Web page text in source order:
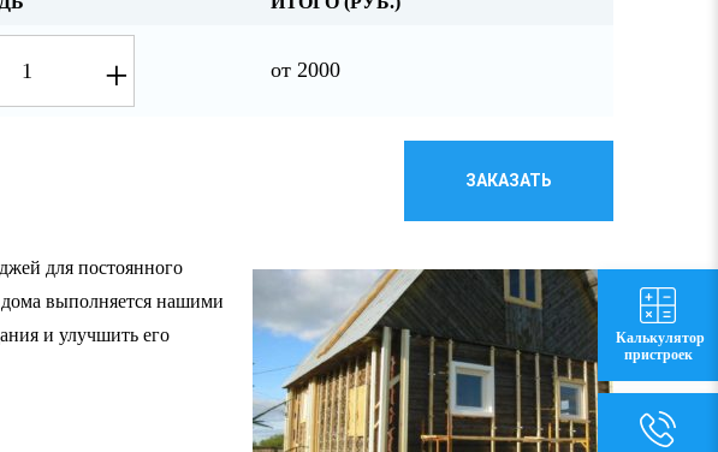
+ от 2000
ЗАКАЗАТЬ
для постоянного
дома выполняется нашими
и улучшить его
Калькулятор
пристроек